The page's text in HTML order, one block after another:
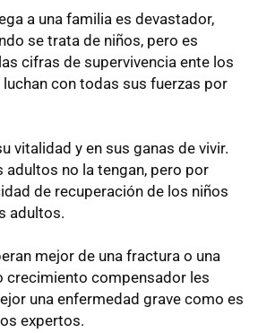
a una familia es devastador,
se trata de niños, pero es
cifras de supervivencia ente los
con todas sus fuerzas por
vitalidad y en sus ganas de vivir.
adultos no la tengan, pero por
de recuperación de los niños
adultos.
mejor de una fractura o una
crecimiento compensador les
una enfermedad grave como es
expertos.